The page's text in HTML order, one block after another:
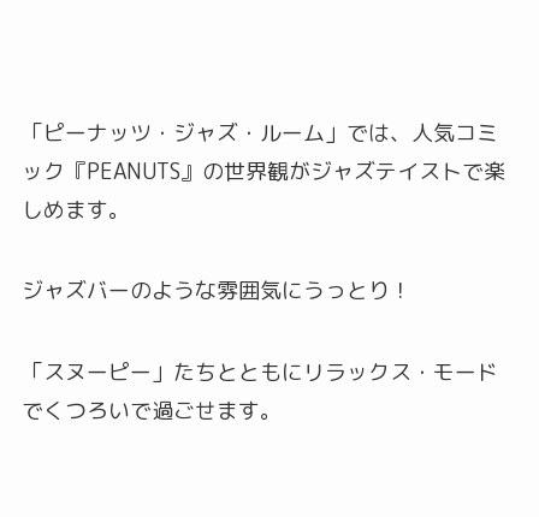
「ピーナッツ・ジャズ・ルーム」では、人気コミ
ック『PEANUTS』の世界観がジャズテイストで楽
しめます。
ジャズバーのような雰囲気にうっとり！
「スヌーピー」たちとともにリラックス・モード
でくつろいで過ごせます。